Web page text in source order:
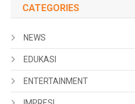
CATEGORIES
NEWS
EDUKASI
ENTERTAINMENT